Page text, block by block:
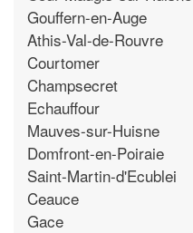
Gouffern-en-Auge
Athis-Val-de-Rouvre
Courtomer
Champsecret
Echauffour
Mauves-sur-Huisne
Domfront-en-Poiraie
Saint-Martin-d'Ecublei
Ceauce
Gace